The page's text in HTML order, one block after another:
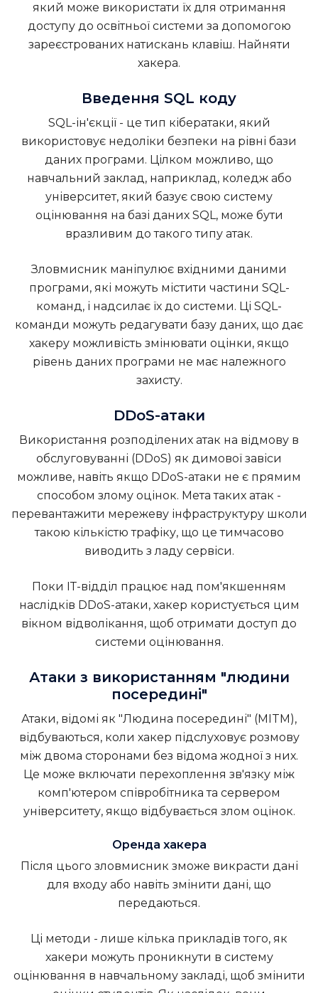
який може використати їх для отримання
доступу до освітньої системи за допомогою
зареєстрованих натискань клавіш. Найняти
хакера.
Введення SQL коду
SQL-ін'єкції - це тип кібератаки, який
використовує недоліки безпеки на рівні бази
даних програми. Цілком можливо, що
навчальний заклад, наприклад, коледж або
університет, який базує свою систему
оцінювання на базі даних SQL, може бути
вразливим до такого типу атак.
Зловмисник маніпулює вхідними даними
програми, які можуть містити частини SQL-
команд, і надсилає їх до системи. Ці SQL-
команди можуть редагувати базу даних, що дає
хакеру можливість змінювати оцінки, якщо
рівень даних програми не має належного
захисту.
DDoS-атаки
Використання розподілених атак на відмову в
обслуговуванні (DDoS) як димової завіси
можливе, навіть якщо DDoS-атаки не є прямим
способом злому оцінок. Мета таких атак -
перевантажити мережеву інфраструктуру школи
такою кількістю трафіку, що це тимчасово
виводить з ладу сервіси.
Поки ІТ-відділ працює над пом'якшенням
наслідків DDoS-атаки, хакер користується цим
вікном відволікання, щоб отримати доступ до
системи оцінювання.
Атаки з використанням "людини
посередині"
Атаки, відомі як "Людина посередині" (MITM),
відбуваються, коли хакер підслуховує розмову
між двома сторонами без відома жодної з них.
Це може включати перехоплення зв'язку між
комп'ютером співробітника та сервером
університету, якщо відбувається злом оцінок.
Оренда хакера
Після цього зловмисник зможе викрасти дані
для входу або навіть змінити дані, що
передаються.
Ці методи - лише кілька прикладів того, як
хакери можуть проникнути в систему
оцінювання в навчальному закладі, щоб змінити